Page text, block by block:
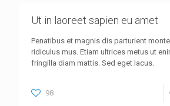
Ut in laoreet sapien eu amet
Penatibus et magnis dis parturient
ridiculus mus. Etiam ultrices metus ut
fringilla diam mattis. Sed eget lacus.
98